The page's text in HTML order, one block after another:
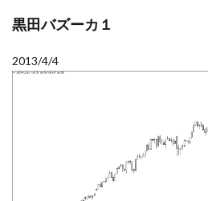
黒田バズーカ１
2013/4/4